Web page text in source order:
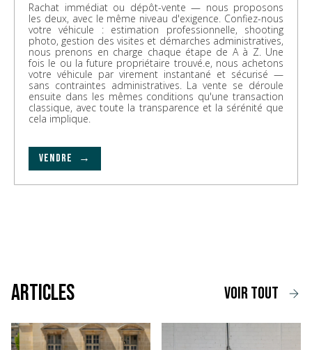
Rachat immédiat ou dépôt-vente — nous proposons
les deux, avec le même niveau d'exigence. Confiez-nous
votre véhicule : estimation professionnelle, shooting
photo, gestion des visites et démarches administratives,
nous prenons en charge chaque étape de A à Z. Une
fois le ou la future propriétaire trouvé.e, nous achetons
votre véhicule par virement instantané et sécurisé —
sans contraintes administratives. La vente se déroule
ensuite dans les mêmes conditions qu'une transaction
classique, avec toute la transparence et la sérénité que
cela implique.
VENDRE →
voir tout
Articles